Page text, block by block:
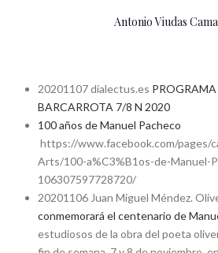
Antonio Viudas
20201107 dialectus.es PROGRAMA
BARCARROTA 7/8 N 2020
100 años de Manuel Pacheco
https://www.facebook.com/pages/
Arts/100-a%C3%B1os-de-Manuel-
106307597728720/
20201106 Juan Miguel Méndez.
conmemorará el centenario de
estudiosos de la obra del poeta